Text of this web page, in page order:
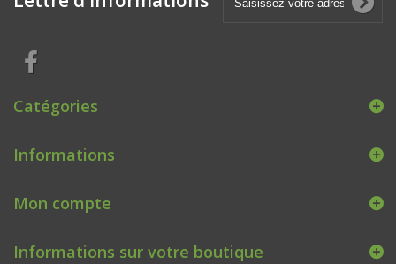
Catégories
Informations
Mon compte
Informations sur votre boutique